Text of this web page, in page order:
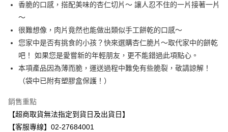
運送方式
每筆NT$80，滿NT$799(含以上)免運費
【無法指定出貨日及到貨日】付款後全家取貨⭐依訂購順序安
【無法指定出貨日及到貨日】7-11取貨付款⭐依訂購順序安排
香脆的口感，搭配美味的杏仁切片～ 讓人忍不住的一片接著一片
～
很難想像，肉片竟然也能做出類似手工餅乾的口感～
您家中是否有挑食的小孩？快來選購杏仁脆片～取代家中的餅乾
吧！ 如果您是愛嘗新的年輕朋友，更不能錯過此項點心。
本項產品因為薄而脆，運送過程中難免有些脆裂，敬請諒解！
（袋中已附有塑膠盒保護！）
銷售重點
【超商取貨無法指定到貨日及出貨日】
【客服專線】02-27684001